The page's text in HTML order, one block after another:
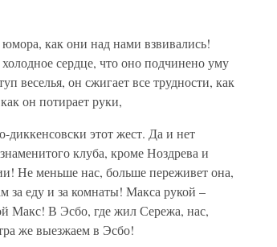
как они над нами взвивались!
сердце, что оно подчинено уму
веселья, он сжигает все трудности, как
он потирает руки,
диккенсовски этот жест. Да и нет
клуба, кроме Ноздрева и
Не меньше нас, больше переживет она,
за еду и за комнаты! Макса рукой –
Макс! В Эсбо, где жил Сережа, нас,
же выезжаем в Эсбо!